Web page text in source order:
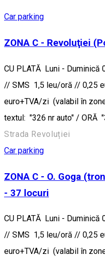
Car parking
ZONA C - Revoluţiei
CU PLATĂ Luni -
// SMS 1,5 leu/oră // 0,25
euro+TVA/zi (valabil în
textul: "326 nr auto" / ORĂ
Strada Revoluției
Car parking
ZONA C - O. Goga
- 37 locuri
CU PLATĂ Luni -
// SMS 1,5 leu/oră // 0,25
euro+TVA/zi (valabil în